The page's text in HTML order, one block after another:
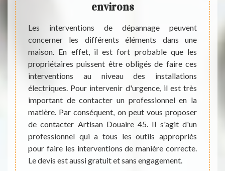
si
de
Pour
il
la
de
peut
et
environs
Les interventions de dépannage peuvent
concerner les différents éléments dans une
maison. En effet, il est fort probable que les
propriétaires puissent être obligés de faire ces
interventions au niveau des installations
électriques. Pour intervenir d'urgence, il est très
important de contacter un professionnel en la
matière. Par conséquent, on peut vous proposer
de contacter Artisan Douaire 45. Il s'agit d'un
professionnel qui a tous les outils appropriés
pour faire les interventions de manière correcte.
Le devis est aussi gratuit et sans engagement.
plus
Sur